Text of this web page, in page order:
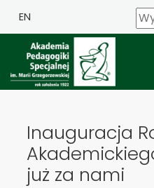
EN
Inauguracja
już za nami